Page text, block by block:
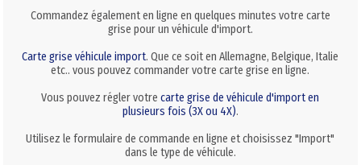
Commandez également en ligne en quelques minutes votre carte
grise pour un véhicule d'import.
Carte grise véhicule import. Que ce soit en Allemagne, Belgique, Italie
etc.. vous pouvez commander votre carte grise en ligne.
Vous pouvez régler votrecarte grise de véhicule d'import en
plusieurs fois (3X ou 4X).
Utilisez le formulaire de commande en ligne et choisissez "Import"
dans le type de véhicule.